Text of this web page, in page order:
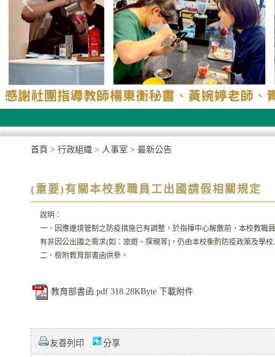
首頁 > 行政組織 > 人事室 > 最新公告
(重要)有關本校教職員工出國請假相關規定
說明：
一、因應邊境管制之防疫措施已有調整，於指揮中心解散前，本校教
有非因公出國之需求(如：旅遊、探親等)，仍由本校衡酌防疫政策及學
二、檢附教育部書函供參。
教育部書函.pdf 318.28KByte 下載附件
友善列印 分享